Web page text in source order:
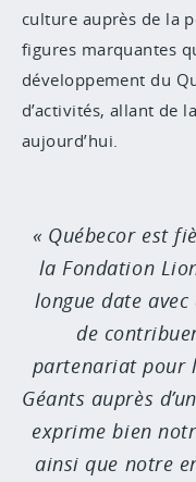
culture auprès de la
figures marquantes
développement du
d’activités, allant de
aujourd’hui.
Québecor est
la Fondation
longue date
de
partenariat pour
Géants auprès
exprime bien
ainsi que notre